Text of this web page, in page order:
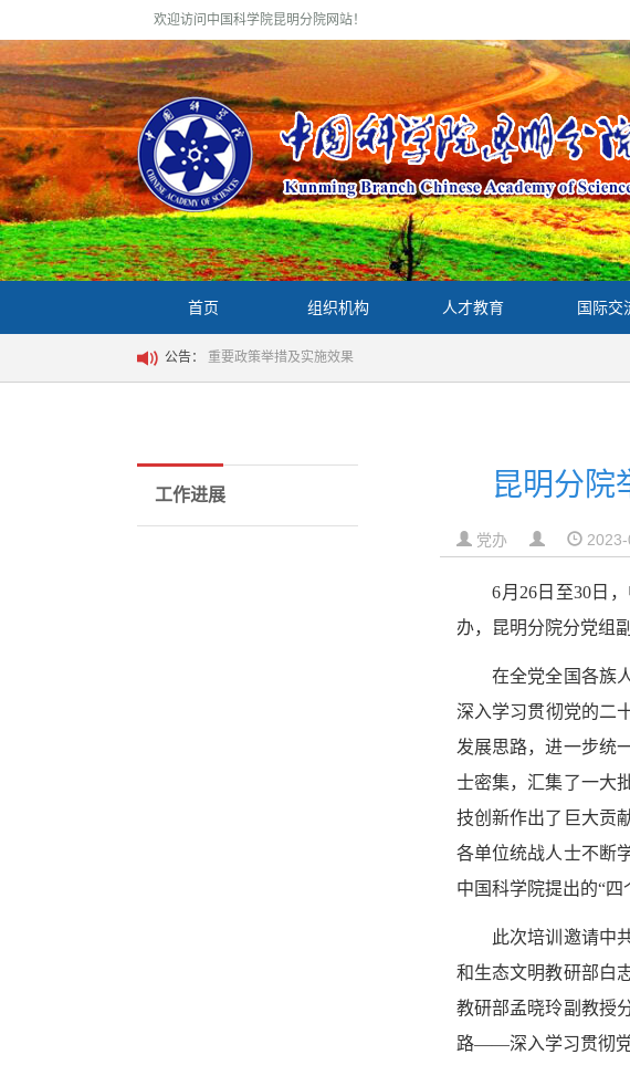
欢迎访问中国科学院昆明分院网站！
首页 组织机构 人才教育 国际交
公告： 重要政策举措及实施效果
工作进展 昆明分院
党办
6月26日至30日，
办，昆明分院分党组
在全党全国各族
深入学习贯彻党的二
发展思路，进一步统
士密集，汇集了一大
技创新作出了巨大贡
各单位统战人士不断
中国科学院提出的“四
此次培训邀请中
和生态文明教研部白
教研部孟晓玲副教授
路——深入学习贯彻